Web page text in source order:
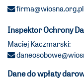
firma@wiosna.org.pl
Inspektor Ochrony
Maciej Kaczmarski:
Dane do wpłaty